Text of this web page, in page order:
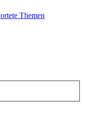
Themen